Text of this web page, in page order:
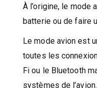
À l’origine, le mode
batterie ou de faire
Le mode avion est
toutes les
Fi ou le Bluetooth
systèmes de